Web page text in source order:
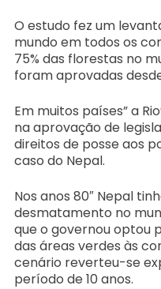
O estudo fez um
mundo em todos os
75% das florestas no
foram aprovadas desde
Em muitos países” a
na aprovação de
direitos de posse aos
caso do Nepal.
Nos anos 80″ Nepal
desmatamento no
que o governou optou
das áreas verdes às
cenário reverteu-se
período de 10 anos.